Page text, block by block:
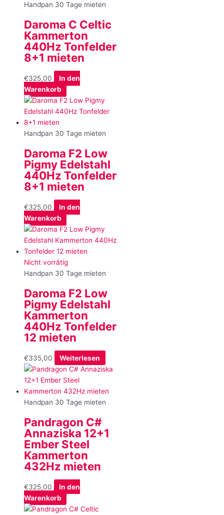
Handpan 30 Tage mieten
Daroma C Celtic
Kammerton
440Hz Tonfelder
8+1 mieten
€325,00
In den
Warenkorb
Handpan 30 Tage mieten
Daroma F2 Low
Pigmy Edelstahl
440Hz Tonfelder
8+1 mieten
€325,00
In den
Warenkorb
Nicht vorrätig
Handpan 30 Tage mieten
Daroma F2 Low
Pigmy Edelstahl
Kammerton
440Hz Tonfelder
12 mieten
€335,00 Weiterlesen
Handpan 30 Tage mieten
Pandragon C#
Annaziska 12+1
Ember Steel
Kammerton
432Hz mieten
€325,00
In den
Warenkorb